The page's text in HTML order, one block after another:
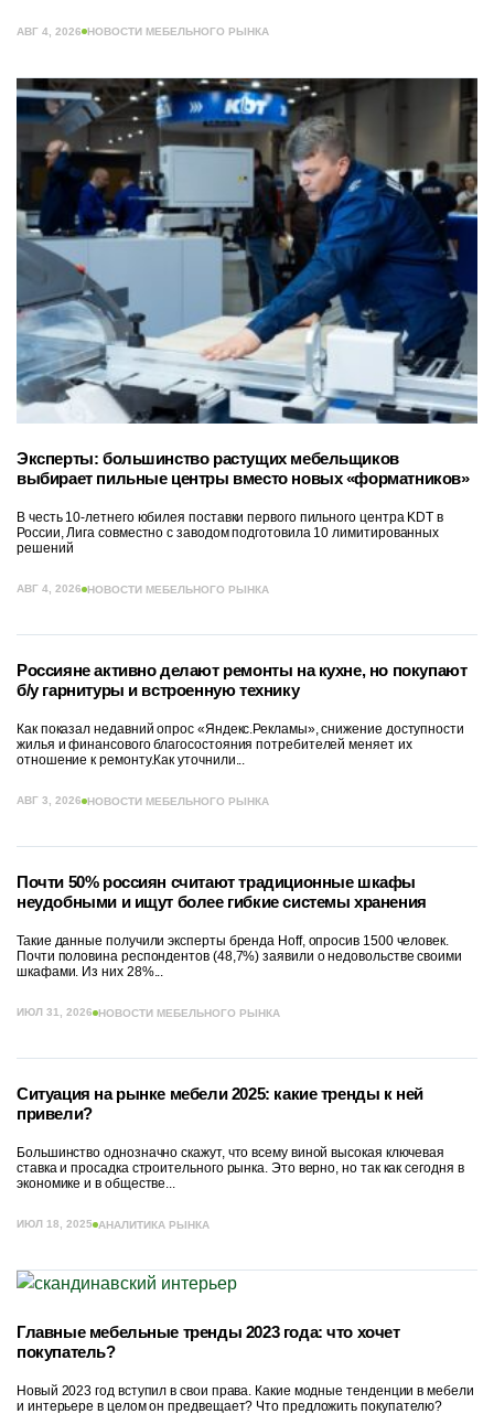
АВГ 4, 2026 НОВОСТИ МЕБЕЛЬНОГО РЫНКА
Эксперты: большинство растущих мебельщиков
выбирает пильные центры вместо новых «форматников»
В честь 10-летнего юбилея поставки первого пильного центра KDT в
России, Лига совместно с заводом подготовила 10 лимитированных
решений
АВГ 4, 2026 НОВОСТИ МЕБЕЛЬНОГО РЫНКА
Россияне активно делают ремонты на кухне, но покупают
б/у гарнитуры и встроенную технику
Как показал недавний опрос «Яндекс.Рекламы», снижение доступности
жилья и финансового благосостояния потребителей меняет их
отношение к ремонту.Как уточнили...
АВГ 3, 2026 НОВОСТИ МЕБЕЛЬНОГО РЫНКА
Почти 50% россиян считают традиционные шкафы
неудобными и ищут более гибкие системы хранения
Такие данные получили эксперты бренда Hoff, опросив 1500 человек.
Почти половина респондентов (48,7%) заявили о недовольстве своими
шкафами. Из них 28%...
ИЮЛ 31, 2026 НОВОСТИ МЕБЕЛЬНОГО РЫНКА
Ситуация на рынке мебели 2025: какие тренды к ней
привели?
Большинство однозначно скажут, что всему виной высокая ключевая
ставка и просадка строительного рынка. Это верно, но так как сегодня в
экономике и в обществе...
ИЮЛ 18, 2025 АНАЛИТИКА РЫНКА
Главные мебельные тренды 2023 года: что хочет
покупатель?
Новый 2023 год вступил в свои права. Какие модные тенденции в мебели
и интерьере в целом он предвещает? Что предложить покупателю?